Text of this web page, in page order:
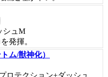
シュM
発揮。
ム/獣神化）